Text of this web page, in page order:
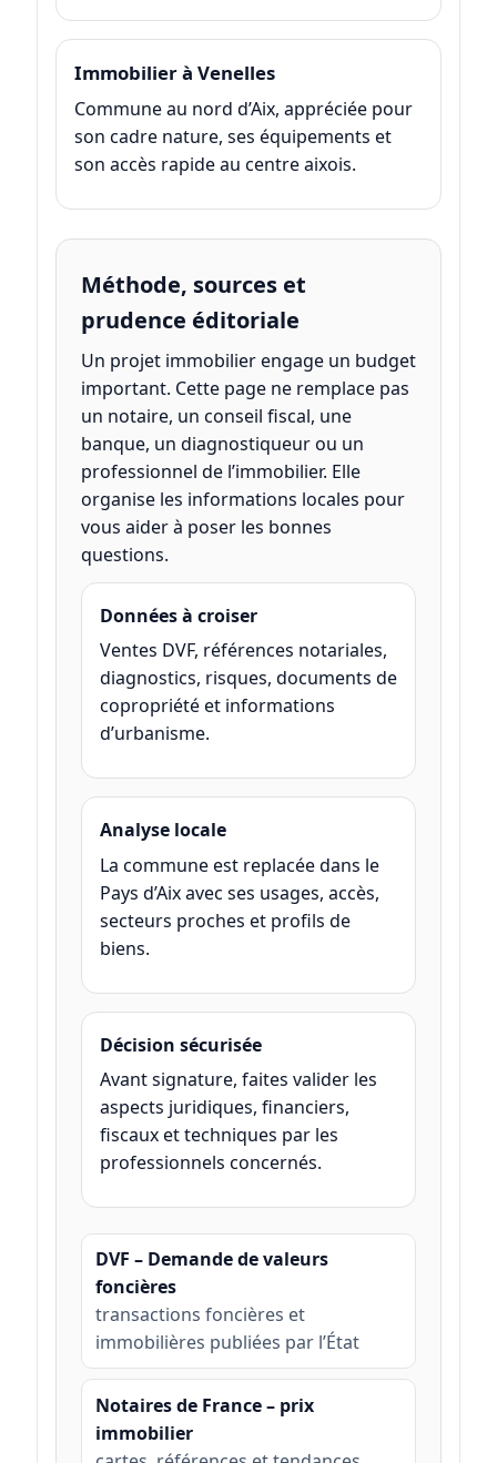
Immobilier à Venelles
Commune au nord d’Aix, appréciée pour
son cadre nature, ses équipements et
son accès rapide au centre aixois.
Méthode, sources et
prudence éditoriale
Un projet immobilier engage un budget
important. Cette page ne remplace pas
un notaire, un conseil fiscal, une
banque, un diagnostiqueur ou un
professionnel de l’immobilier. Elle
organise les informations locales pour
vous aider à poser les bonnes
questions.
Données à croiser
Ventes DVF, références notariales,
diagnostics, risques, documents de
copropriété et informations
d’urbanisme.
Analyse locale
La commune est replacée dans le
Pays d’Aix avec ses usages, accès,
secteurs proches et profils de
biens.
Décision sécurisée
Avant signature, faites valider les
aspects juridiques, financiers,
fiscaux et techniques par les
professionnels concernés.
DVF – Demande de valeurs
foncières
transactions foncières et
immobilières publiées par l’État
Notaires de France – prix
immobilier